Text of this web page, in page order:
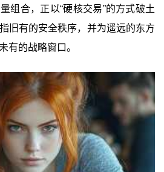
组合，正以“硬核交易”的方式破土
旧有的安全秩序，并为遥远的东方
有的战略窗口。